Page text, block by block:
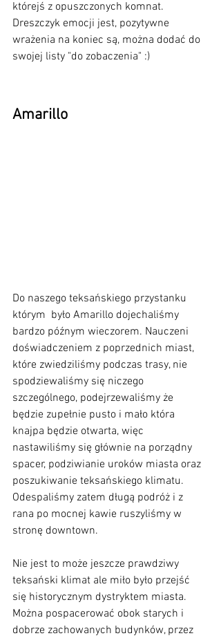
którejś z opuszczonych komnat.
Dreszczyk emocji jest, pozytywne
wrażenia na koniec są, można dodać do
swojej listy "do zobaczenia" :)
Amarillo
Do naszego teksańskiego przystanku
którym  było Amarillo dojechaliśmy
bardzo późnym wieczorem. Nauczeni
doświadczeniem z poprzednich miast,
które zwiedziliśmy podczas trasy, nie
spodziewaliśmy się niczego
szczególnego, podejrzewaliśmy że
będzie zupełnie pusto i mało która
knajpa będzie otwarta, więc
nastawiliśmy się głównie na porządny
spacer, podziwianie uroków miasta oraz
poszukiwanie teksańskiego klimatu.
Odespaliśmy zatem długą podróż i z
rana po mocnej kawie ruszyliśmy w
stronę downtown.
Nie jest to może jeszcze prawdziwy
teksański klimat ale miło było przejść
się historycznym dystryktem miasta.
Można pospacerować obok starych i
dobrze zachowanych budynków, przez